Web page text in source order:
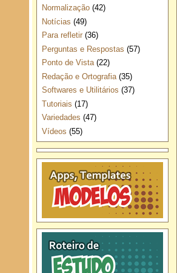
Normalização (42)
Notícias (49)
Para refletir (36)
Perguntas e Respostas (57)
Ponto de Vista (22)
Redação e Ortografia (35)
Softwares e Utilitários (37)
Tutoriais (17)
Variedades (47)
Vídeos (55)